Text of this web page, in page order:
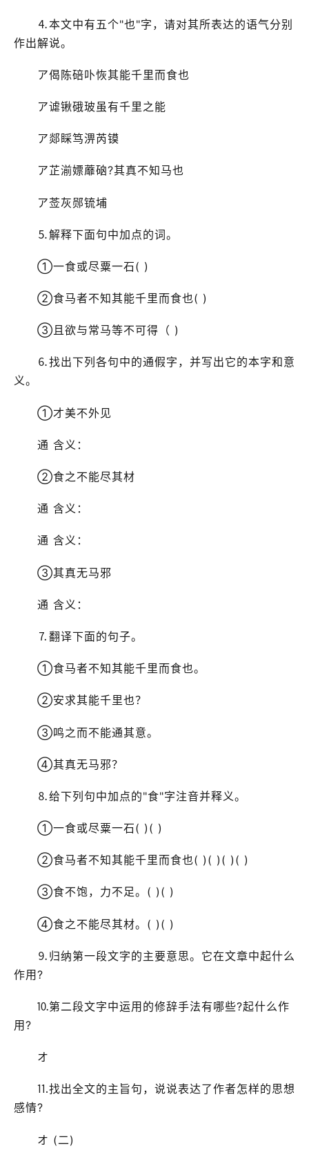
⒋本文中有五个"也"字，请对其所表达的语气分别
作出解说。
ア偈陈碚卟恢其能千里而食也
ア谑锹硪玻虽有千里之能
ア郯睬笃淠芮镆
ア芷湔嫖蘼硇?其真不知马也
ア莶灰郧锍埔
⒌解释下面句中加点的词。
①一食或尽粟一石( )
②食马者不知其能千里而食也( )
③且欲与常马等不可得（ )
⒍找出下列各句中的通假字，并写出它的本字和意
义。
①才美不外见
通 含义：
②食之不能尽其材
通 含义：
通 含义：
③其真无马邪
通 含义：
⒎翻译下面的句子。
①食马者不知其能千里而食也。
②安求其能千里也？
③鸣之而不能通其意。
④其真无马邪？
⒏给下列句中加点的"食"字注音并释义。
①一食或尽粟一石( )( )
②食马者不知其能千里而食也( )( )( )( )
③食不饱，力不足。( )( )
④食之不能尽其材。( )( )
⒐归纳第一段文字的主要意思。它在文章中起什么
作用?
⒑第二段文字中运用的修辞手法有哪些?起什么作
用?
オ
⒒找出全文的主旨句，说说表达了作者怎样的思想
感情?
オ (二)